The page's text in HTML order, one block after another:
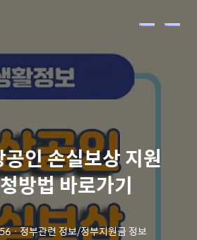
메
인 손실보상 지원
방법 바로가기
ㆍ정부관련 정보/정부지원금 정보